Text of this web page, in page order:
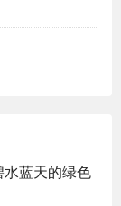
蓝天的绿色